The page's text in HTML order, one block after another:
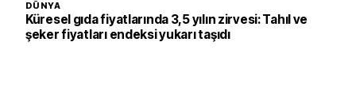
DÜNYA
Küresel gıda fiyatlarında 3,5 yılın zirvesi: Tahıl ve
şeker fiyatları endeksi yukarı taşıdı